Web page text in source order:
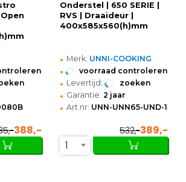
388,-
Onderstel | 650 SERIE |
RVS | Draaideur |
400x585x560(h)mm
• Merk: UNNI-COOKING
• voorraad controleren
• Levertijd: zoeken
• Garantie: 2 jaar
• Art.nr: UNN-UNN65-UND-1K
532,-389,-
1